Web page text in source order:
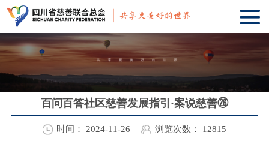
百问百答社区慈善发展指引·案说慈善㉖
时间： 2024-11-26 浏览次数： 12815